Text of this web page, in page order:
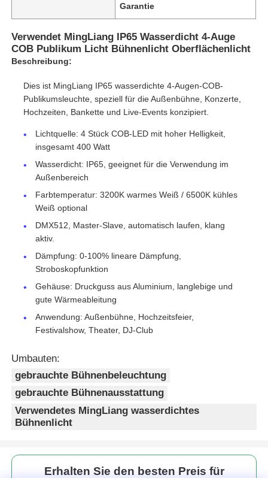
Garantie
Verwendet MingLiang IP65 Wasserdicht 4-Auge
COB Publikum Licht Bühnenlicht Oberflächenlicht
Beschreibung:
Dies ist MingLiang IP65 wasserdichte 4-Augen-COB-
Publikumsleuchte, speziell für die Außenbühne, Konzerte,
Hochzeiten, Bankette und Live-Events konzipiert.
Lichtquelle: 4 Stück COB-LED mit hoher Helligkeit,
insgesamt 400 Watt
Wasserdicht: IP65, geeignet für die Verwendung im
Außenbereich
Farbtemperatur: 3200K warmes Weiß / 6500K kühles
Weiß optional
DMX512, Master-Slave, automatisch laufen, klang
aktiv.
Dämpfung: 0-100% lineare Dämpfung,
Stroboskopfunktion
Gehäuse: Druckguss aus Aluminium, langlebige und
gute Wärmeableitung
Anwendung: Außenbühne, Hochzeitsfeier,
Festivalshow, Theater, DJ-Club
Umbauten:
gebrauchte Bühnenbeleuchtung
gebrauchte Bühnenausstattung
Verwendetes MingLiang wasserdichtes
Bühnenlicht
Erhalten Sie den besten Preis für